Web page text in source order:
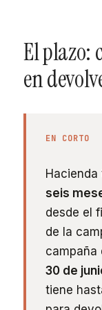
El plazo:
en
EN CORTO
seis
desde el
de la
campaña
30 de
tiene